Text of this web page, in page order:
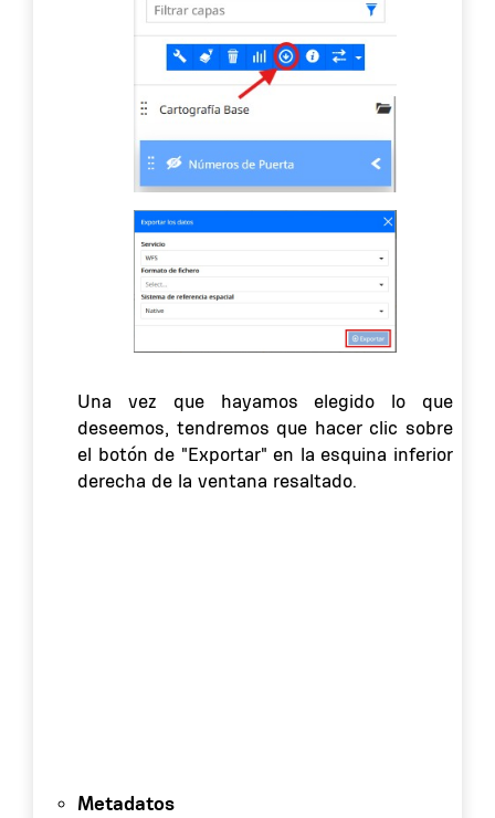
Una vez que hayamos elegido lo que
deseemos, tendremos que hacer clic sobre
el botón de "Exportar" en la esquina inferior
derecha de la ventana resaltado.
Metadatos